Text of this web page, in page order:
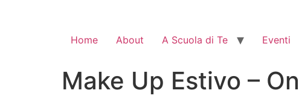
Home About A Scuola di Te Eventi
Make Up Estivo –